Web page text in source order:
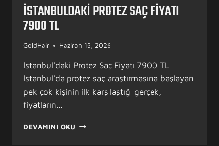
İSTANBULDAKI PROTEZ SAÇ FIYATI
7900 TL
GoldHair Haziran 16, 2026
İstanbul’daki Protez Saç Fiyatı 7900 TL
İstanbul’da protez saç araştırmasına başlayan
pek çok kişinin ilk karşılaştığı gerçek,
fiyatların…
DEVAMINI OKU İSTANBULDAKI